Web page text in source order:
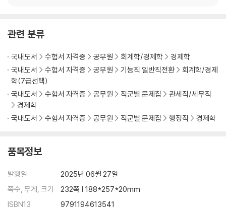
Chapter 12. 총수요-총공급모형
Chapter 13. 실 업
Chapter 14. 인플레이션
Chapter 15. 필립스곡선이론
Chapter 16. 케인즈학파와 통화주의학파
Chapter 17. 새고전학파와 새케인즈학파
Chapter 18. 공급중시경제학파
Chapter 19. 경기변동론
Chapter 1. 국제무역이론
Chapter 2. 무역정책론
Chapter 3. 외환시장론
관련 분류
국내도서 수험서 자격증 공무원 회계학/경제학
경제학
국내도서
수험서 자격증 공무원 기능직 일반직전환
회계학/경제
학(7급선택)
국내도서
수험서 자격증 공무원 직군별 문제집
관세직/세무직
경제학
국내도서
수험서 자격증 공무원 직군별 문제집 행정직 경제학
품목정보
발행일
2025년 06월 27일
쪽수, 무게, 크기
232쪽 | 188*257*20mm
ISBN13
9791194613541